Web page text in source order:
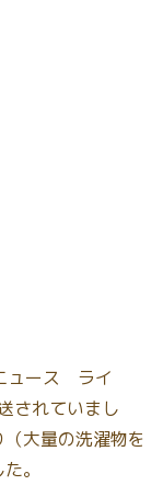
ュース ライ
されていまし
大量の洗濯物を
。